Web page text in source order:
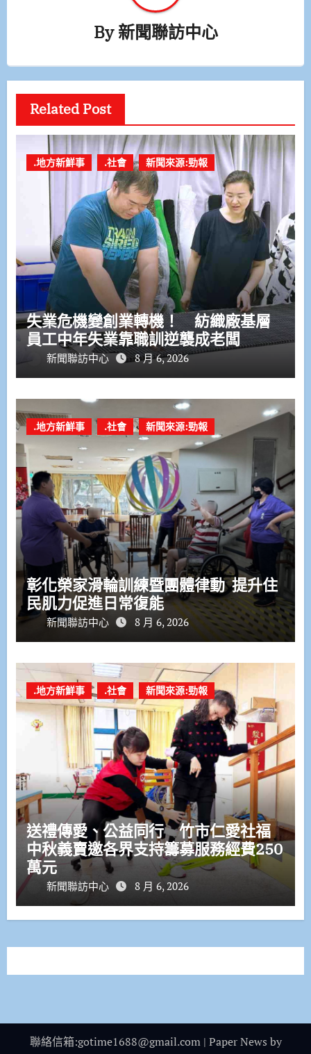
By新聞聯訪中心
Related Post
.地方新鮮事 .社會 新聞來源:勁報
失業危機變創業轉機！ 紡織廠基層
員工中年失業靠職訓逆襲成老闆
新聞聯訪中心 8 月 6, 2026
.地方新鮮事 .社會 新聞來源:勁報
彰化榮家滑輪訓練暨團體律動 提升住
民肌力促進日常復能
新聞聯訪中心 8 月 6, 2026
.地方新鮮事 .社會 新聞來源:勁報
送禮傳愛、公益同行 竹市仁愛社福
中秋義賣邀各界支持籌募服務經費250
萬元
新聞聯訪中心 8 月 6, 2026
聯絡信箱:gotime1688@gmail.com | Paper News by